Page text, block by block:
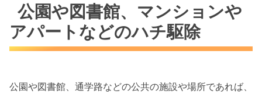
公園や図書館、マンションや
アパートなどのハチ駆除
公園や図書館、通学路などの公共の施設や場所であれば、